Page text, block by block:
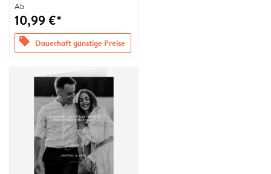
Ab
10,99 €*
offers Dauerhaft günstige Preise